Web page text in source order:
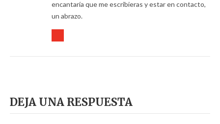
encantaría que me escribieras y estar en contacto,
un abrazo.
DEJA UNA RESPUESTA